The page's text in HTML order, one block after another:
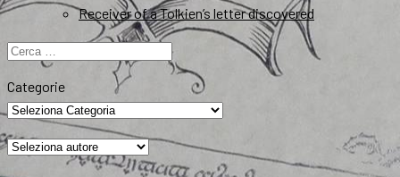
Receiver of a Tolkien’s letter discovered
Ricerca
Categorie